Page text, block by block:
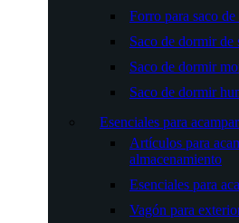
Forro para saco
Saco de dormir de
Saco de dormir
Saco de dormir
Esenciales para acampar
Artículos para
almacenamiento
Esenciales para
Vagón para